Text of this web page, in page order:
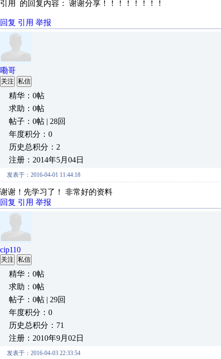
引用 的回复内容： 谢谢分享！！！！！！！！
回复 引用 举报
嘞哥
关注 私信
精华：0帖
求助：0帖
帖子：0帖 | 28回
年度积分：0
历史总积分：2
注册：2014年5月04日
发表于：2016-04-01 11:44:18
谢谢！先学习了！ 非常好的资料
回复 引用 举报
cip110
关注 私信
精华：0帖
求助：0帖
帖子：0帖 | 29回
年度积分：0
历史总积分：71
注册：2010年9月02日
发表于：2016-04-03 22:33:54